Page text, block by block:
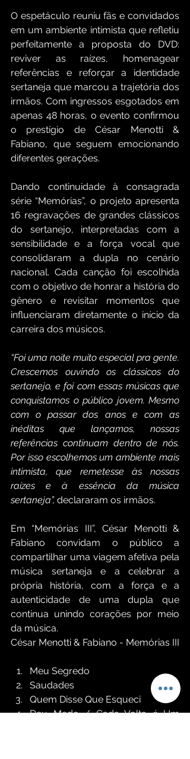
O espetáculo reuniu fãs e convidados
em um ambiente intimista que refletiu
perfeitamente a proposta do DVD:
reviver as raízes, homenagear
referências e reforçar a identidade
sertaneja que marcou a trajetória dos
irmãos. Com ingressos esgotados em
apenas 48 horas, o evento confirmou
o prestígio de César Menotti &
Fabiano, que seguem emocionando
diferentes gerações.
Dando continuidade à consagrada
série “Memórias”, o projeto apresenta
16 regravações de grandes clássicos
do sertanejo, interpretadas com a
sensibilidade e a força vocal que
consolidaram a dupla no cenário
nacional. Cada canção foi escolhida
com o objetivo de honrar a história do
gênero e revisitar momentos que
influenciaram diretamente o início da
carreira dos músicos.
“Foi uma noite muito especial pra gente.
Crescemos ouvindo os clássicos do
sertanejo, e foi com essas músicas que
conquistamos o público jovem. Mesmo
com o passar dos anos e com as
inéditas que lançamos, nossas
referências continuam dentro de nós.
Por isso escolhemos um ambiente mais
intimista, que remetesse às nossas
raízes e à essência da música
sertaneja”, declararam os irmãos.
Em “Memórias III”, César Menotti &
Fabiano convidam o público a
compartilhar uma viagem afetiva pela
música sertaneja e a celebrar a
própria história, com a força e a
autenticidade de uma dupla que
continua unindo corações por meio
da música.
César Menotti & Fabiano - Memórias III
Meu Segredo
Saudades
Quem Disse Que Esqueci
Deu Medo / Cada Volta é Um